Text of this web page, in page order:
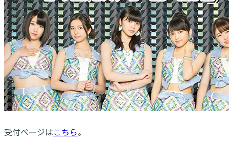
受付ページはこちら。